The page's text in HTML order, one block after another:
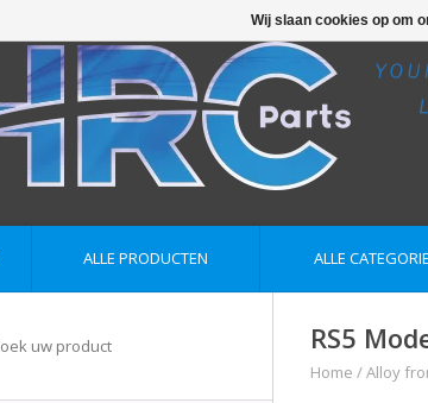
ALLE PRODUCTEN ALLE
RS5
Home /Alloy
Wij slaan cookies op om